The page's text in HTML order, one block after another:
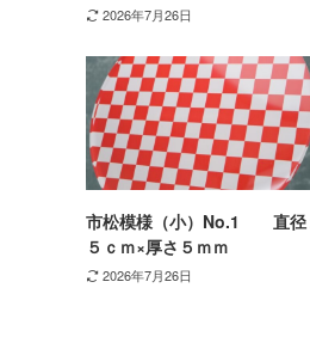
2026年7月26日
市松模様（小）No.1 直径
５ｃｍ×厚さ５ｍｍ
2026年7月26日